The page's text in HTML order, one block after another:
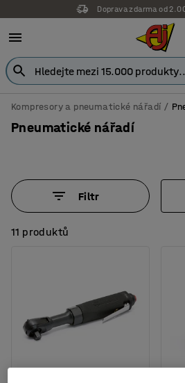
Doprava zdarma od
Kompresory a pneumatické nářadí
Pneumatické nářadí
Filtr
11 produktů